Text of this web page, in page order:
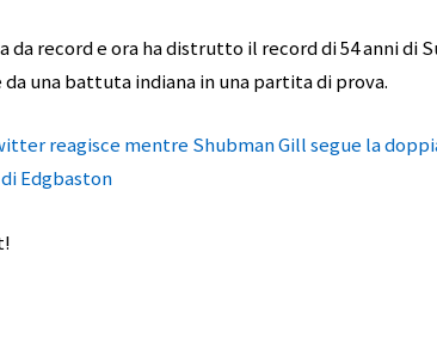
record e ora ha distrutto il record di 54 anni di
una battuta indiana in una partita di prova.
reagisce mentre Shubman Gill segue la
Edgbaston